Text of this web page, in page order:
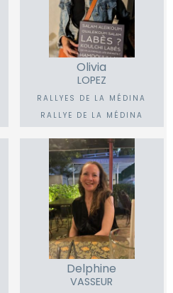
Olivia
LOPEZ
RALLYES DE LA MÉDINA
RALLYE DE LA MÉDINA
Delphine
VASSEUR